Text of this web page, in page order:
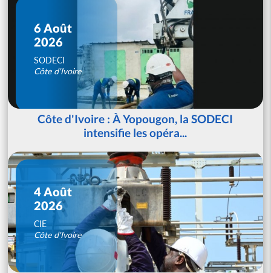
6 Août
2026
SODECI
Côte d'Ivoire
Côte d'Ivoire : À Yopougon, la SODECI
intensifie les opéra...
4 Août
2026
CIE
Côte d'Ivoire